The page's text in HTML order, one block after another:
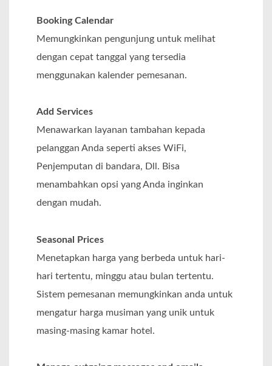
Booking Calendar
Memungkinkan pengunjung untuk melihat
dengan cepat tanggal yang tersedia
menggunakan kalender pemesanan.
Add Services
Menawarkan layanan tambahan kepada
pelanggan Anda seperti akses WiFi,
Penjemputan di bandara, Dll. Bisa
menambahkan opsi yang Anda inginkan
dengan mudah.
Seasonal Prices
Menetapkan harga yang berbeda untuk hari-
hari tertentu, minggu atau bulan tertentu.
Sistem pemesanan memungkinkan anda untuk
mengatur harga musiman yang unik untuk
masing-masing kamar hotel.